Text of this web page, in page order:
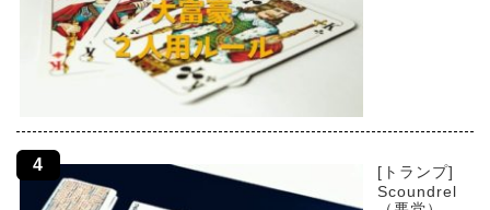
[トランプ]
Scoundrel